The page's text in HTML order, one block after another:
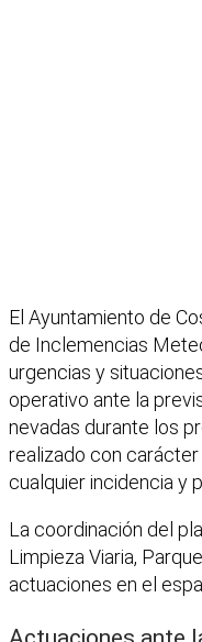
El Ayuntamiento de
de Inclemencias
urgencias y
operativo ante la
nevadas durante los
realizado con
cualquier incidencia y
La coordinación del
Limpieza Viaria,
actuaciones en el